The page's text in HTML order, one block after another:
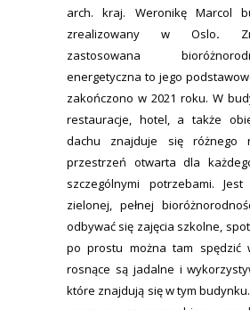
arch. kraj. Weronikę Marcol
zrealizowany w Oslo.
zastosowana
energetyczna to jego
zakończono w 2021 roku. W
restauracje, hotel, a także
dachu znajduje się różnego
przestrzeń otwarta dla
szczególnymi potrzebami.
zielonej, pełnej
odbywać się zajęcia szkolne,
po prostu można tam spędzić
rosnące są jadalne i
które znajdują się w tym